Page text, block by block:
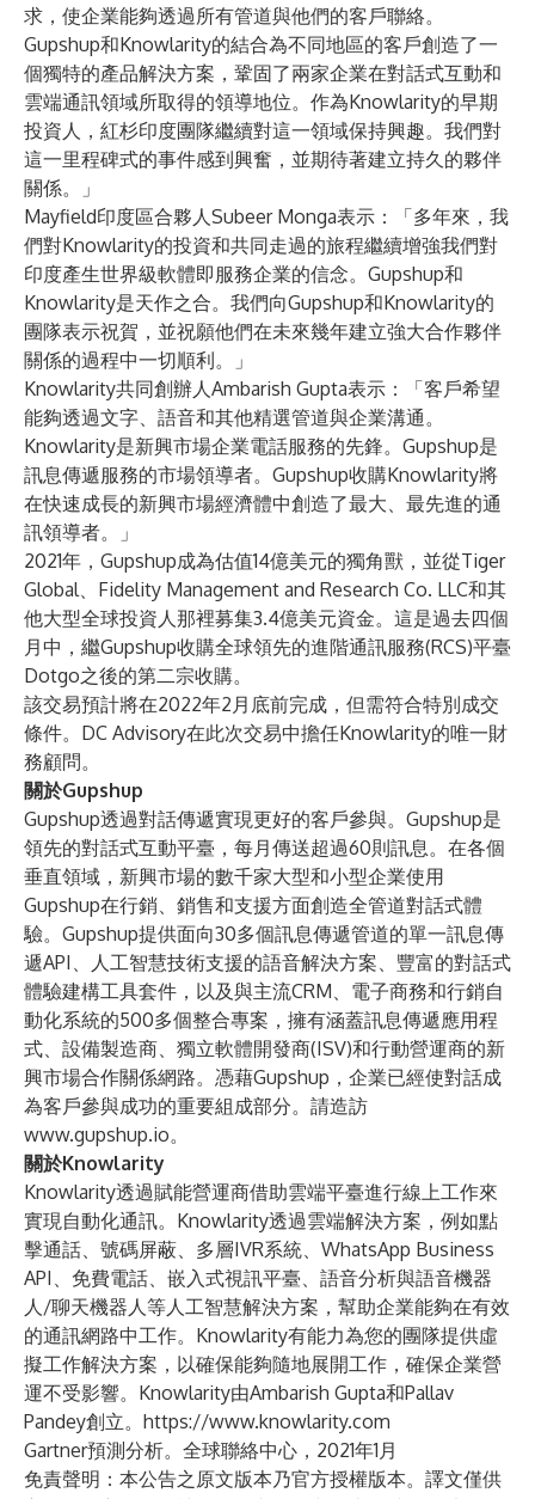
求，使企業能夠透過所有管道與他們的客戶聯絡。
Gupshup和Knowlarity的結合為不同地區的客戶創造了一
個獨特的產品解決方案，鞏固了兩家企業在對話式互動和
雲端通訊領域所取得的領導地位。作為Knowlarity的早期
投資人，紅杉印度團隊繼續對這一領域保持興趣。我們對
這一里程碑式的事件感到興奮，並期待著建立持久的夥伴
關係。」
Mayfield印度區合夥人Subeer Monga表示：「多年來，我
們對Knowlarity的投資和共同走過的旅程繼續增強我們對
印度產生世界級軟體即服務企業的信念。Gupshup和
Knowlarity是天作之合。我們向Gupshup和Knowlarity的
團隊表示祝賀，並祝願他們在未來幾年建立強大合作夥伴
關係的過程中一切順利。」
Knowlarity共同創辦人Ambarish Gupta表示：「客戶希望
能夠透過文字、語音和其他精選管道與企業溝通。
Knowlarity是新興市場企業電話服務的先鋒。Gupshup是
訊息傳遞服務的市場領導者。Gupshup收購Knowlarity將
在快速成長的新興市場經濟體中創造了最大、最先進的通
訊領導者。」
2021年，Gupshup成為估值14億美元的獨角獸，並從Tiger
Global、Fidelity Management and Research Co. LLC和其
他大型全球投資人那裡募集3.4億美元資金。這是過去四個
月中，繼Gupshup收購全球領先的進階通訊服務(RCS)平臺
Dotgo之後的第二宗收購。
該交易預計將在2022年2月底前完成，但需符合特別成交
條件。DC Advisory在此次交易中擔任Knowlarity的唯一財
務顧問。
關於Gupshup
Gupshup透過對話傳遞實現更好的客戶參與。Gupshup是
領先的對話式互動平臺，每月傳送超過60則訊息。在各個
垂直領域，新興市場的數千家大型和小型企業使用
Gupshup在行銷、銷售和支援方面創造全管道對話式體
驗。Gupshup提供面向30多個訊息傳遞管道的單一訊息傳
遞API、人工智慧技術支援的語音解決方案、豐富的對話式
體驗建構工具套件，以及與主流CRM、電子商務和行銷自
動化系統的500多個整合專案，擁有涵蓋訊息傳遞應用程
式、設備製造商、獨立軟體開發商(ISV)和行動營運商的新
興市場合作關係網路。憑藉Gupshup，企業已經使對話成
為客戶參與成功的重要組成部分。請造訪
www.gupshup.io。
關於Knowlarity
Knowlarity透過賦能營運商借助雲端平臺進行線上工作來
實現自動化通訊。Knowlarity透過雲端解決方案，例如點
擊通話、號碼屏蔽、多層IVR系統、WhatsApp Business
API、免費電話、嵌入式視訊平臺、語音分析與語音機器
人/聊天機器人等人工智慧解決方案，幫助企業能夠在有效
的通訊網路中工作。Knowlarity有能力為您的團隊提供虛
擬工作解決方案，以確保能夠隨地展開工作，確保企業營
運不受影響。Knowlarity由Ambarish Gupta和Pallav
Pandey創立。 https://www.knowlarity.com
Gartner預測分析。全球聯絡中心，2021年1月
免責聲明：本公告之原文版本乃官方授權版本。譯文僅供